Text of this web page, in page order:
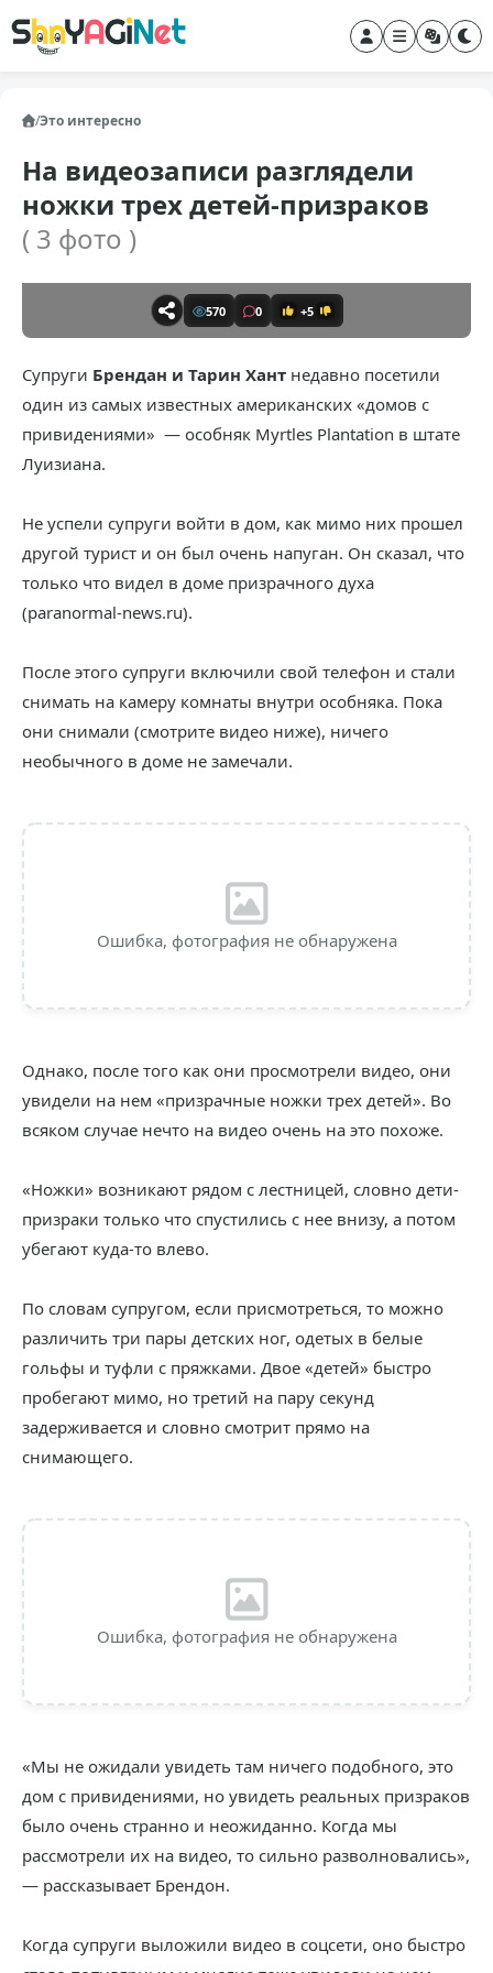
/Это интересно
На видеозаписи разглядели
ножки трех детей-призраков
( 3 фото )
570 0 +5
Супруги Брендан и Тарин Хант недавно посетили
один из самых известных американских «домов с
привидениями» — особняк Myrtles Plantation в штате
Луизиана.
Не успели супруги войти в дом, как мимо них прошел
другой турист и он был очень напуган. Он сказал, что
только что видел в доме призрачного духа
(paranormal-news.ru).
После этого супруги включили свой телефон и стали
снимать на камеру комнаты внутри особняка. Пока
они снимали (смотрите видео ниже), ничего
необычного в доме не замечали.
Ошибка, фотография не обнаружена
Однако, после того как они просмотрели видео, они
увидели на нем «призрачные ножки трех детей». Во
всяком случае нечто на видео очень на это похоже.
«Ножки» возникают рядом с лестницей, словно дети-
призраки только что спустились с нее внизу, а потом
убегают куда-то влево.
По словам супругом, если присмотреться, то можно
различить три пары детских ног, одетых в белые
гольфы и туфли с пряжками. Двое «детей» быстро
пробегают мимо, но третий на пару секунд
задерживается и словно смотрит прямо на
снимающего.
Ошибка, фотография не обнаружена
«Мы не ожидали увидеть там ничего подобного, это
дом с привидениями, но увидеть реальных призраков
было очень странно и неожиданно. Когда мы
рассмотрели их на видео, то сильно разволновались»,
— рассказывает Брендон.
Когда супруги выложили видео в соцсети, оно быстро